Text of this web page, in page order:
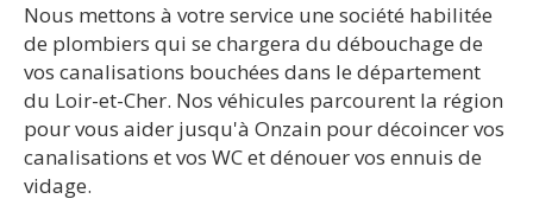
Nous mettons à votre service une société habilitée
de plombiers qui se chargera du débouchage de
vos canalisations bouchées dans le département
du Loir-et-Cher. Nos véhicules parcourent la région
pour vous aider jusqu'à Onzain pour décoincer vos
canalisations et vos WC et dénouer vos ennuis de
vidage.